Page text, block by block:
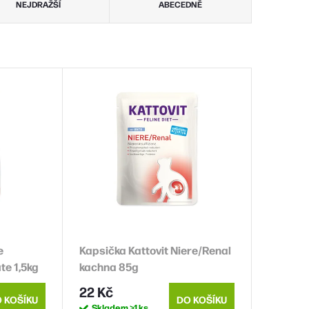
NEJDRAŽŠÍ ABECEDNĚ
1,5kg
KOŠÍKU
Kapsička Kattovit Niere/Renal
kachna 85g
22 Kč DO KOŠÍKU